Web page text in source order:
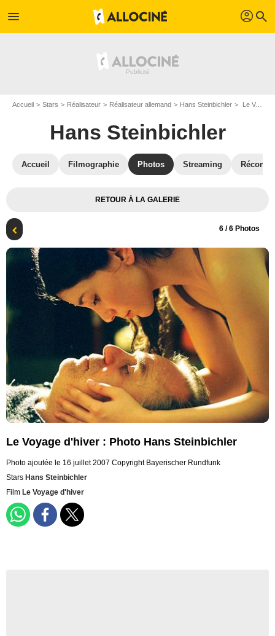
menu profil search
Accueil Stars Réalisateur Réalisateur allemand Hans Steinbichler Le Voyage d'hiver : Photo Hans Steinbichler
Hans Steinbichler
Accueil Filmographie Photos Streaming
RETOUR À LA GALERIE
6 / 6 Photos
Le Voyage d'hiver : Photo Hans Steinbichler
Photo ajoutée le 16 juillet 2007 Copyright Bayerischer Rundfunk
Stars Hans Steinbichler
Film Le Voyage d'hiver